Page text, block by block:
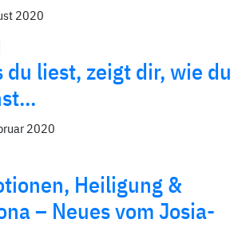
2020
du liest, zeigt dir, wie du
2020
Heiligung &
– Neues vom Josia-